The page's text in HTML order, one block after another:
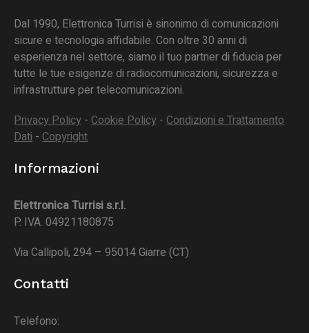
Dal 1990, Elettronica Turrisi è sinonimo di comunicazioni
sicure e tecnologia affidabile. Con oltre 30 anni di
esperienza nel settore, siamo il tuo partner di fiducia per
tutte le tue esigenze di radiocomunicazioni, sicurezza e
infrastrutture per telecomunicazioni.
Privacy Policy -Cookie Policy -Condizioni e Trattamento
Dati -Copyright
Informazioni
Elettronica Turrisi s.r.l.
P. IVA. 04921180875
Via Callipoli, 294 – 95014 Giarre (CT)
Contatti
Telefono: